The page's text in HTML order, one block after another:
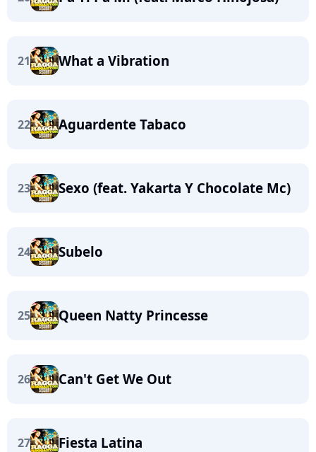
21 What a Vibration
22 Aguardente Tabaco
23 Sexo (feat. Yakarta Y Chocolate Mc)
24 Subelo
25 Queen Natty Princesse
26 Can't Get We Out
27 Fiesta Latina